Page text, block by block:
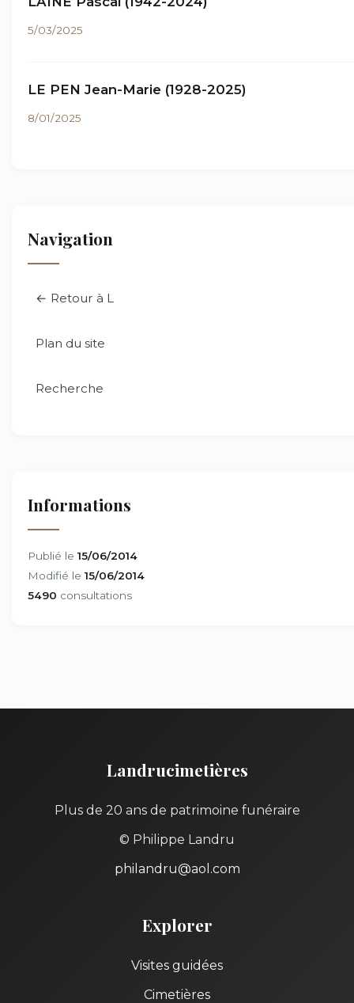
5/03/2025
LE PEN Jean-Marie (1928-2025)
8/01/2025
Navigation
← Retour à L
Plan du site
Recherche
Informations
Publié le 15/06/2014
Modifié le 15/06/2014
5490 consultations
Landrucimetières
Plus de 20 ans de patrimoine funéraire
© Philippe Landru
philandru@aol.com
Explorer
Visites guidées
Cimetières